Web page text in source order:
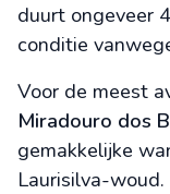
duurt ongeveer
conditie
Voor de meest
Miradouro dos
gemakkelijke
Laurisilva-